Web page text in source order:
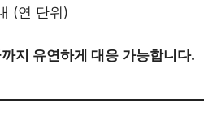
(연 단위)
지 유연하게 대응 가능합니다.